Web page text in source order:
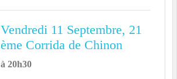
Vendredi 11 Septembre, 21
ème Corrida de Chinon
à 20h30